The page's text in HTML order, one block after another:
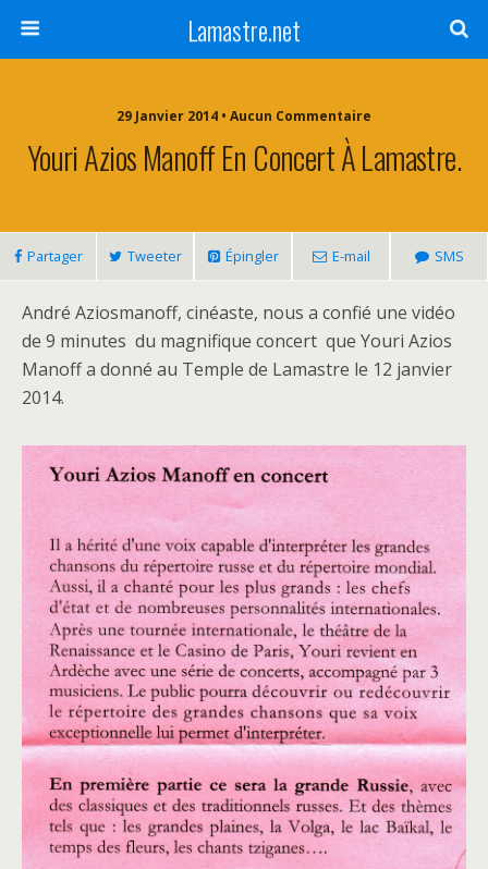
Lamastre.net
29 Janvier 2014 • Aucun Commentaire
Youri Azios Manoff En Concert À Lamastre.
Partager Tweeter Épingler E-mail SMS
André Aziosmanoff, cinéaste, nous a confié une vidéo
de 9 minutes du magnifique concert que Youri Azios
Manoff a donné au Temple de Lamastre le 12 janvier
2014.